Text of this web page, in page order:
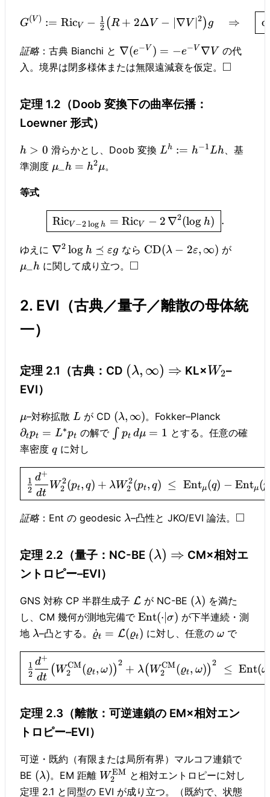
G(V ) := RicV − 2
1 (R + 2ΔV − ∣∇V ∣ 2) g ⇒
証略 ：古典 Bianchi と ∇(e− V ) = −e− V ∇V の代
入。境界は閉多様体または無限遠減衰を仮定。 □
定理 1.2（Doob 変換下の曲率伝播：
Loewner 形式）
h > 0 滑らかとし、Doob 変換 Lh := h−1Lh、基
準測度 μ_h = h2μ。
等式
RicV −2log h = RicV − 2 ∇2(log h) .
ゆえに ∇2 log h ⪯ εg なら CD(λ − 2ε, ∞) が
μ hに関して成り立つ。 □
2. EVI（古典／量子／離散の母体統
一）
定理 2.1（古典：CD (λ, ∞) ⇒ KL× W2–
EVI）
μ–対称拡散 L が CD (λ, ∞)。Fokker–Planck
∂tpt = L∗pt の解で ∫ pt dμ = 1 とする。任意の確
率密度 qに対し
2
1
dt
d+
W2
2(pt, q) + λW2
2(pt, q) ≤ Entμ(q) − Entμ(p
証略 ：Ent の geodesic λ–凸性と JKO/EVI 論法。 □
定理 2.2（量子：NC-BE (λ) ⇒ CM×相対エ
ントロピー–EVI）
GNS 対称 CP 半群生成子 L が NC-BE (λ) を満た
し、CM 幾何が測地完備で Ent(⋅ σ) が下半連続・測
地 λ–凸とする。 ϱ
˙t = L(ϱt) に対し、任意の ω で
2
1
dt
d+
( W2
CM(ϱt, ω))2 + λ( W2
CM(ϱt, ω))2 ≤ Ent(ω
定理 2.3（離散：可逆連鎖の EM×相対エン
トロピー–EVI）
可逆・既約（有限または局所有界）マルコフ連鎖で
BE (λ)。EM 距離 W2
EM と相対エントロピーに対し
定理 2.1 と同型の EVI が成り立つ。（既約で、状態